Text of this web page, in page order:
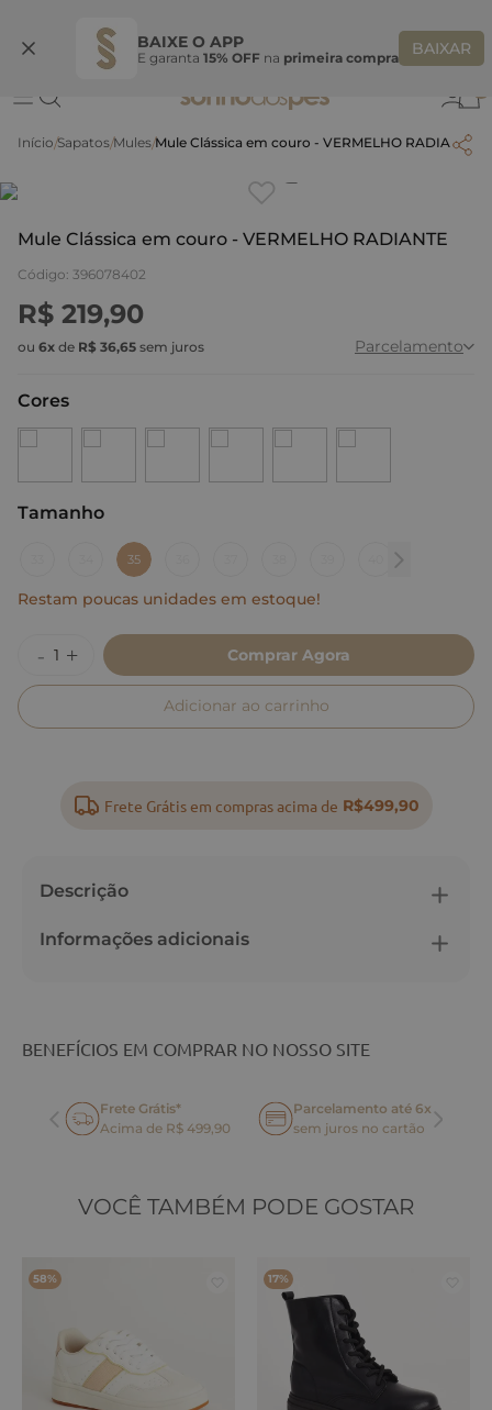
BAIXE O APP
E garanta 15% OFF na primeira compra BAIXAR
Ganhe 10% OFF na coleção utilizando o código do seu vendedor*
Sapatos Mules Mule Clássica em couro - VERMELHO RADIANTE
Mule Clássica em couro - VERMELHO RADIANTE
Código: 396078402
R$ 219,90
ou 6x de R$ 36,65 sem juros Parcelamento
Cores
Tamanho
35
Restam poucas unidades em estoque!
Comprar Agora
Adicionar ao carrinho
Frete Grátis em compras acima de R$499,90
Descrição
Informações adicionais
BENEFÍCIOS EM COMPRAR NO NOSSO SITE
Frete Grátis*
Acima de R$ 499,90
Parcelamento até 6x
sem juros no cartão
VOCÊ TAMBÉM PODE GOSTAR
58% 17%